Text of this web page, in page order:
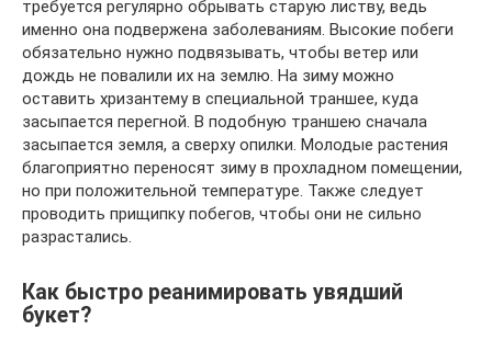
требуется регулярно обрывать старую листву, ведь
именно она подвержена заболеваниям. Высокие побеги
обязательно нужно подвязывать, чтобы ветер или
дождь не повалили их на землю. На зиму можно
оставить хризантему в специальной траншее, куда
засыпается перегной. В подобную траншею сначала
засыпается земля, а сверху опилки. Молодые растения
благоприятно переносят зиму в прохладном помещении,
но при положительной температуре. Также следует
проводить прищипку побегов, чтобы они не сильно
разрастались.
Как быстро реанимировать увядший
букет?